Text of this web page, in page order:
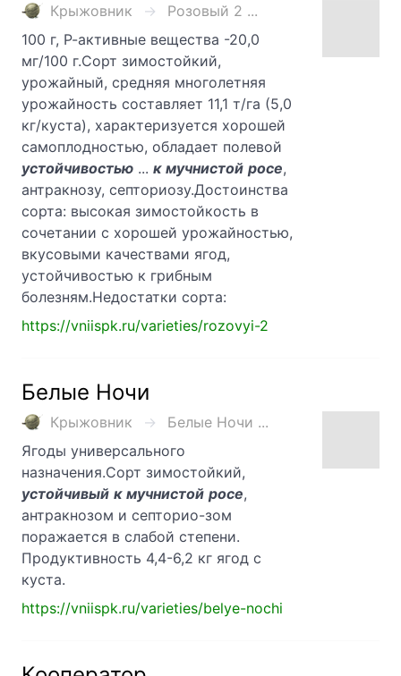
Крыжовник
Розовый 2 ...
100 г, Р-активные вещества -20,0
мг/100 г.Сорт зимостойкий,
урожайный, средняя многолетняя
урожайность составляет 11,1 т/га (5,0
кг/куста), характеризуется хорошей
самоплодностью, обладает полевой
устойчивостью ... к мучнистой росе,
антракнозу, септориозу.Достоинства
сорта: высокая зимостойкость в
сочетании с хорошей урожайностью,
вкусовыми качествами ягод,
устойчивостью к грибным
болезням.Недостатки сорта:
https://vniispk.ru/varieties/rozovyi-2
Белые Ночи
Крыжовник
Белые Ночи ...
Ягоды универсального
назначения.Сорт зимостойкий,
устойчивый к мучнистой росе,
антракнозом и септорио-зом
поражается в слабой степени.
Продуктивность 4,4-6,2 кг ягод с
куста.
https://vniispk.ru/varieties/belye-nochi